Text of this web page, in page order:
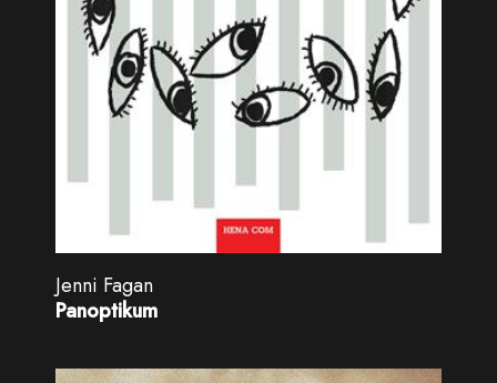
Jenni Fagan
Panoptikum